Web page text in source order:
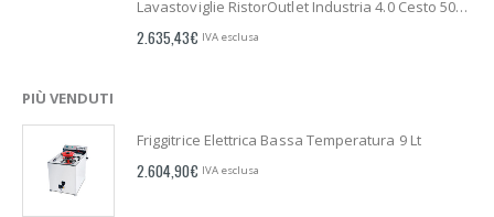
Lavastoviglie RistorOutlet Industria 4.0 Cesto 500 x 500. | 33 Cesti/h
2.635,43€ IVA esclusa
PIÙ VENDUTI
Friggitrice Elettrica Bassa Temperatura 9 Lt
2.604,90€ IVA esclusa